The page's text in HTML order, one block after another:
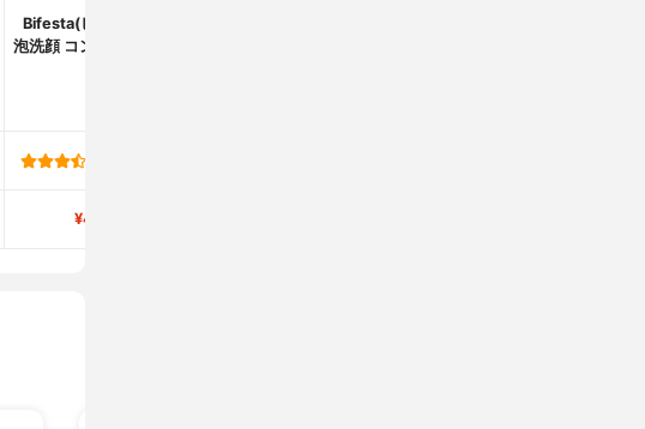
Bifesta(ビフェスタ)
泡洗顔 コントロールケ
¥498